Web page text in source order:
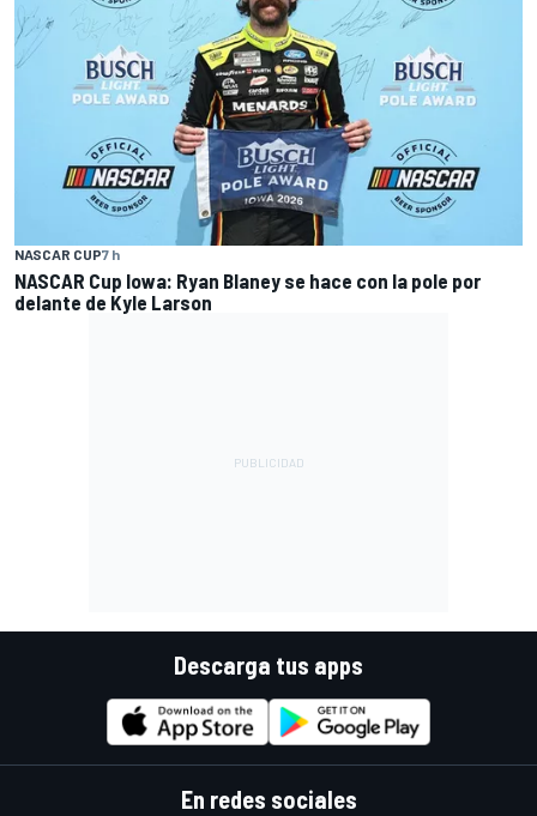
NASCAR CUP7 h
NASCAR Cup Iowa: Ryan Blaney se hace con la pole por
delante de Kyle Larson
Descarga tus apps
En redes sociales